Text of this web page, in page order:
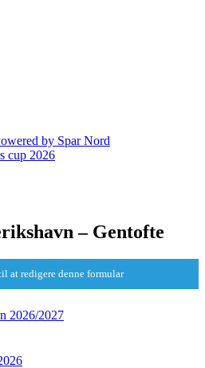
by Spar Nord
cup 2026
– Gentofte
at redigere denne formular
2026/2027